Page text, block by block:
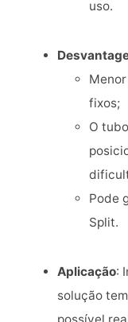
uso.
fixos;
O
Pode
Split.
Aplicação:
solução
possível